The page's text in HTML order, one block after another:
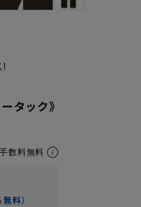
タック》
数料無料
無料）